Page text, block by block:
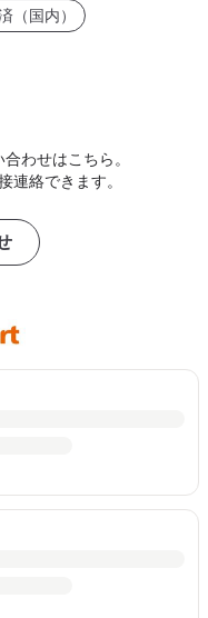
（国内）
わせはこちら。
連絡できます。